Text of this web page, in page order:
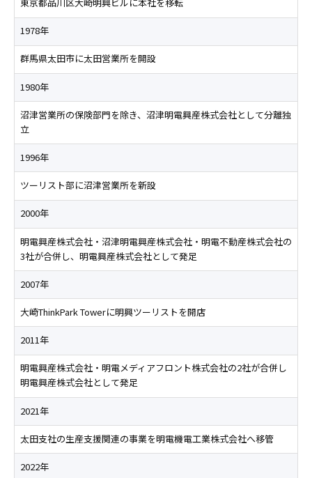
1978年
群馬県太田市に太田営業所を開設
1980年
沼津営業所の保険部門を除き、沼津明電興産株式会社として分離独
立
1996年
ツーリスト部に沼津営業所を新設
2000年
明電興産株式会社・沼津明電興産株式会社・明電不動産株式会社の
3社が合併し、明電興産株式会社として発足
2007年
大崎ThinkPark Towerに明興ツーリストを開店
2011年
明電興産株式会社・明電メディアフロント株式会社の2社が合併し
明電興産株式会社として発足
2021年
太田支社の生産支援関連の事業を明電機電工業株式会社へ移管
2022年